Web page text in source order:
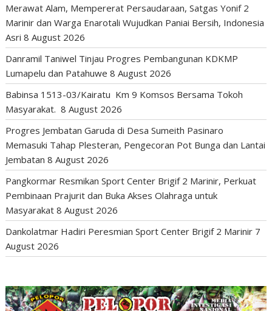
Merawat Alam, Mempererat Persaudaraan, Satgas Yonif 2
Marinir dan Warga Enarotali Wujudkan Paniai Bersih, Indonesia
Asri 8 August 2026
Danramil Taniwel Tinjau Progres Pembangunan KDKMP
Lumapelu dan Patahuwe 8 August 2026
Babinsa 1513-03/Kairatu Km 9 Komsos Bersama Tokoh
Masyarakat. 8 August 2026
Progres Jembatan Garuda di Desa Sumeith Pasinaro
Memasuki Tahap Plesteran, Pengecoran Pot Bunga dan Lantai
Jembatan 8 August 2026
Pangkormar Resmikan Sport Center Brigif 2 Marinir, Perkuat
Pembinaan Prajurit dan Buka Akses Olahraga untuk
Masyarakat 8 August 2026
Dankolatmar Hadiri Peresmian Sport Center Brigif 2 Marinir 7
August 2026